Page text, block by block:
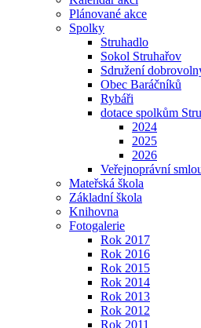
Plánované akce
Spolky
Struhadlo
Sokol Struhařov
Sdružení
Obec Baráčníků
Rybáři
dotace spolkům
2024
2025
2026
Veřejnoprávní
Mateřská škola
Základní škola
Knihovna
Fotogalerie
Rok 2017
Rok 2016
Rok 2015
Rok 2014
Rok 2013
Rok 2012
Rok 2011